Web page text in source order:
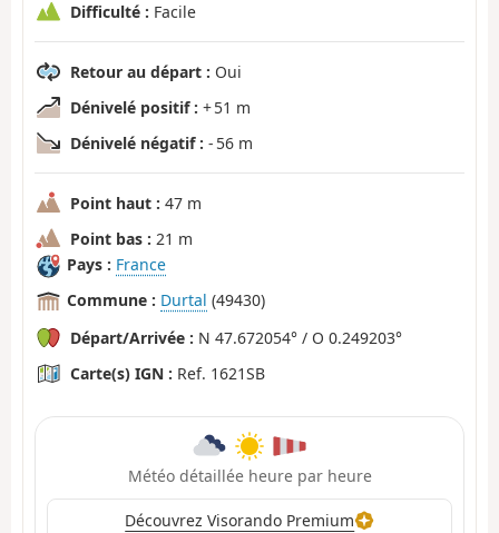
Difficulté : Facile
Retour au départ : Oui
Dénivelé positif : + 51 m
Dénivelé négatif : - 56 m
Point haut : 47 m
Point bas : 21 m
Pays : France
Commune : Durtal (49430)
Départ/Arrivée : N 47.672054° / O 0.249203°
Carte(s) IGN : Ref. 1621SB
Météo détaillée heure par heure
Découvrez Visorando Premium